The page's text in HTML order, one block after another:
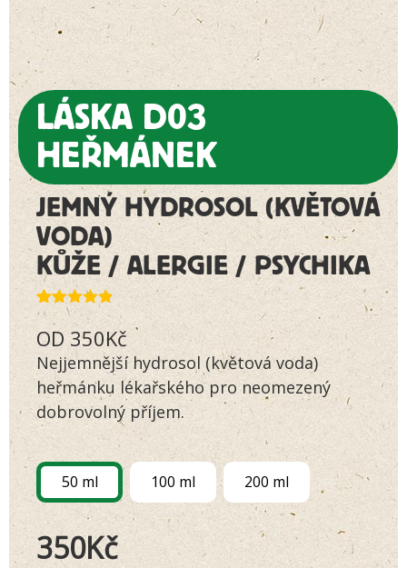
LÁSKA D03
HEŘMÁNEK
JEMNÝ HYDROSOL (KVĚTOVÁ
VODA)
KŮŽE / ALERGIE / PSYCHIKA
Hodnoceno
4.79z 5 na
základě
149
hodnocení
zákazníků
OD 350Kč
Nejjemnější hydrosol (květová voda)
heřmánku lékařského pro neomezený
dobrovolný příjem.
50 ml 100 ml 200 ml
350Kč